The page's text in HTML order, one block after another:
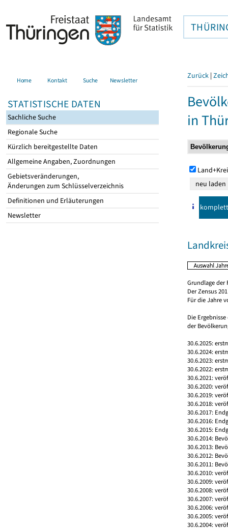
Home Kontakt Suche Newsletter
STATISTISCHE DATEN
Sachliche Suche
Regionale Suche
Kürzlich bereitgestellte Daten
Allgemeine Angaben, Zuordnungen
Gebietsveränderungen,
Änderungen zum Schlüsselverzeichnis
Definitionen und Erläuterungen
Newsletter
Zurück |
in
komplett
Grundlage der
Der Zensus
Für die Jahre
Die
der
30.6.2025:
30.6.2024:
30.6.2023:
30.6.2022:
30.6.2021:
30.6.2020:
30.6.2019:
30.6.2018:
30.6.2017:
30.6.2016:
30.6.2015:
30.6.2014:
30.6.2013:
30.6.2012:
30.6.2011:
30.6.2010:
30.6.2009:
30.6.2008:
30.6.2007:
30.6.2006:
30.6.2005:
30.6.2004: